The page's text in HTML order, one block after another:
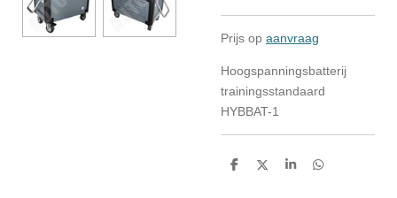
Prijs op aanvraag
Hoogspanningsbatterij
trainingsstandaard
HYBBAT-1
D
D
S
D